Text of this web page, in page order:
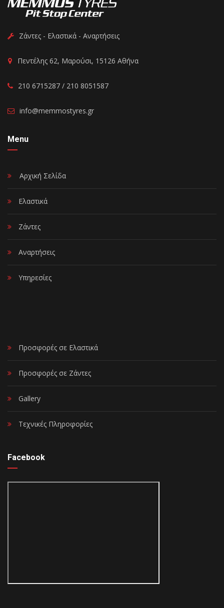
Ζάντες - Ελαστικά - Αναρτήσεις
Πεντέλης 62, Μαρούσι, 15126 Αθήνα
210 6715287 / 210 8051587
info@memmostyres.gr
Menu
Αρχική Σελίδα
Ελαστικά
Ζάντες
Αναρτήσεις
Υπηρεσίες
Προσφορές σε Ελαστικά
Προσφορές σε Ζάντες
Gallery
Τεχνικές Πληροφορίες
Facebook